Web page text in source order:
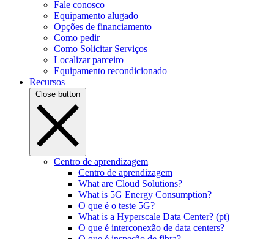
Fale conosco
Equipamento alugado
Opções de financiamento
Como pedir
Como Solicitar Serviços
Localizar parceiro
Equipamento recondicionado
Recursos
Close button
Centro de aprendizagem
Centro de aprendizagem
What are Cloud Solutions?
What is 5G Energy Consumption?
O que é o teste 5G?
What is a Hyperscale Data Center? (pt)
O que é interconexão de data centers?